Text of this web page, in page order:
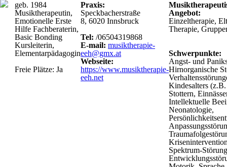
geb. 1984
Musiktherapeutin,
Emotionelle Erste
Hilfe Fachberaterin,
Basic Bonding
Kursleiterin,
Elementarpädagogin
Freie Plätze: Ja
Praxis:
Speckbacherstraße
8, 6020 Innsbruck
Tel: /06504319868
E-mail: musiktherapie-
eeh@gmx.at
Webseite:
https://www.musiktherapie-
eeh.net
Angebot:
Einzeltherapie,
Therapie,
Schwerpunkte:
Angst- und
Hirnorganische
Kindesalters
Stottern,
Intellektuelle
Neonatologie,
Spektrum-